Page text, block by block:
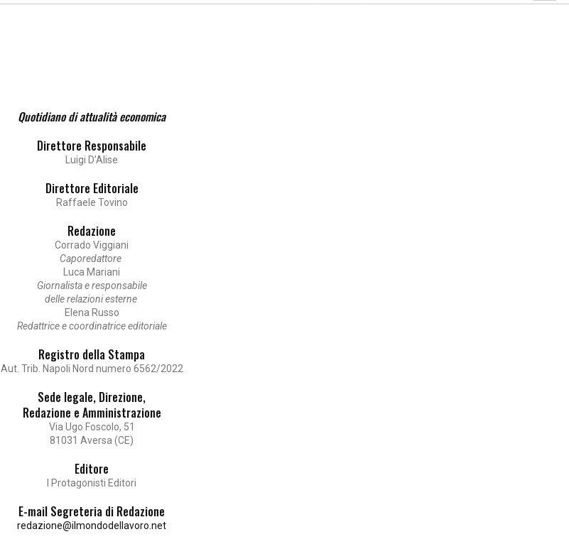
Quotidiano di attualità economica
Direttore Responsabile
Luigi D’Alise
Direttore Editoriale
Raffaele Tovino
Redazione
Corrado Viggiani
Caporedattore
Luca Mariani
Giornalista e responsabile
delle relazioni esterne
Elena Russo
Redattrice e coordinatrice editoriale
Registro della Stampa
Aut. Trib. Napoli Nord numero 6562/2022
Sede legale, Direzione,
Redazione e Amministrazione
Via Ugo Foscolo, 51
81031 Aversa (CE)
Editore
I Protagonisti Editori
E-mail Segreteria di Redazione
redazione@ilmondodellavoro.net